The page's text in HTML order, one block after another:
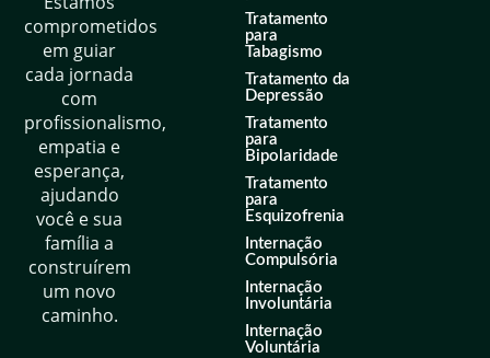
comprometidos
em guiar
cada jornada
com
profissionalismo,
empatia e
esperança,
ajudando
você e sua
família a
construírem
um novo
caminho.
Tratamento
para
Tabagismo
Tratamento da
Depressão
Tratamento
para
Bipolaridade
Tratamento
para
Esquizofrenia
Internação
Compulsória
Internação
Involuntária
Internação
Voluntária